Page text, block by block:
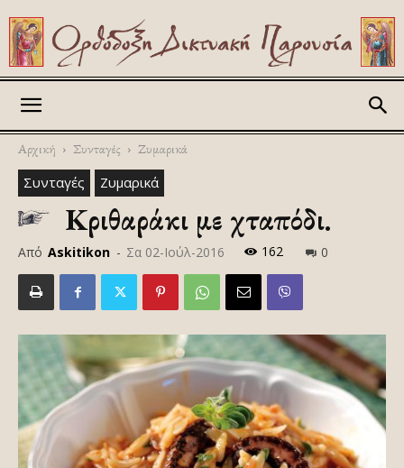
Αρχική Συνταγές Ζυμαρικά
Συνταγές Ζυμαρικά
Κριθαράκι με χταπόδι.
Από Askitikon - Σα 02-Ιούλ-2016 162 0